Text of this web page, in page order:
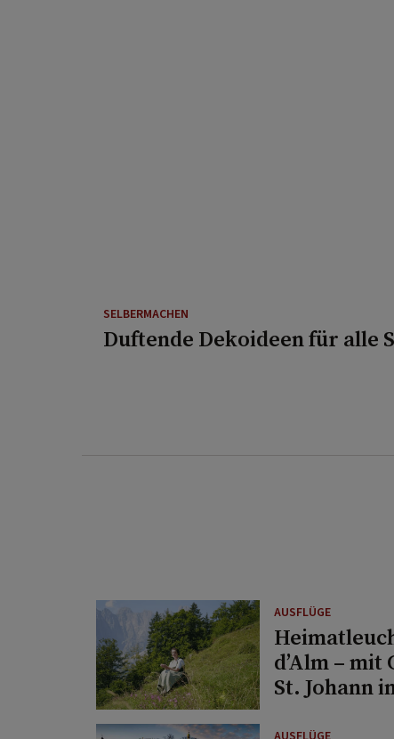
SELBERMACHEN
Duftende Dekoideen für alle
AUSFLÜGE
d’Alm –
St. Johann